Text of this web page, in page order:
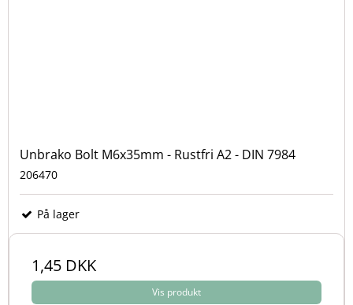
Unbrako Bolt M6x35mm - Rustfri A2 - DIN 7984
206470
På lager
1,45 DKK
Vis produkt